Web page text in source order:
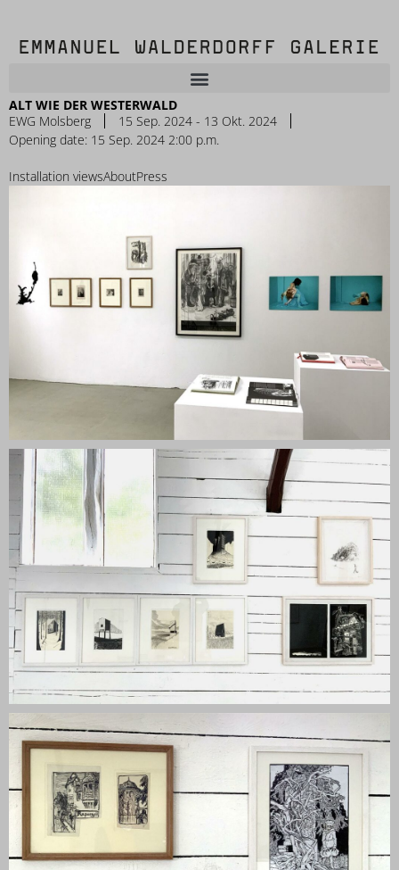
ALT WIE DER WESTERWALD
EWG Molsberg
15 Sep. 2024 - 13 Okt. 2024
Opening date: 15 Sep. 2024 2:00 p.m.
Installation viewsAboutPress